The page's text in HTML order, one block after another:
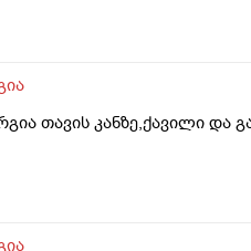
თავის კანზე,ქავილი და